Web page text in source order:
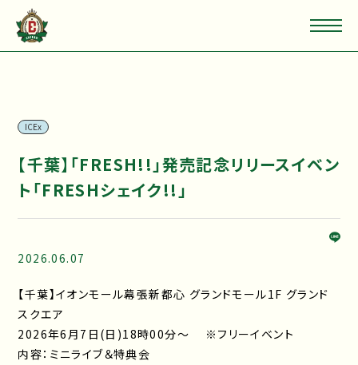
ICEx
【千葉】「FRESH!!」発売記念リリースイベン
ト「FRESHシェイク!!」
2026.06.07
【千葉】イオンモール幕張新都心 グランドモール1F グランド
スクエア
2026年6月7日(日)18時00分～ ※フリーイベント
内容：ミニライブ＆特典会